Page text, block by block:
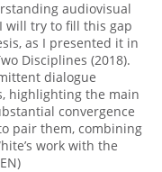
audiovisual
will try to fill this gap
as I presented it in
Disciplines (2018).
dialogue
highlighting the main
convergence
pair them, combining
work with the